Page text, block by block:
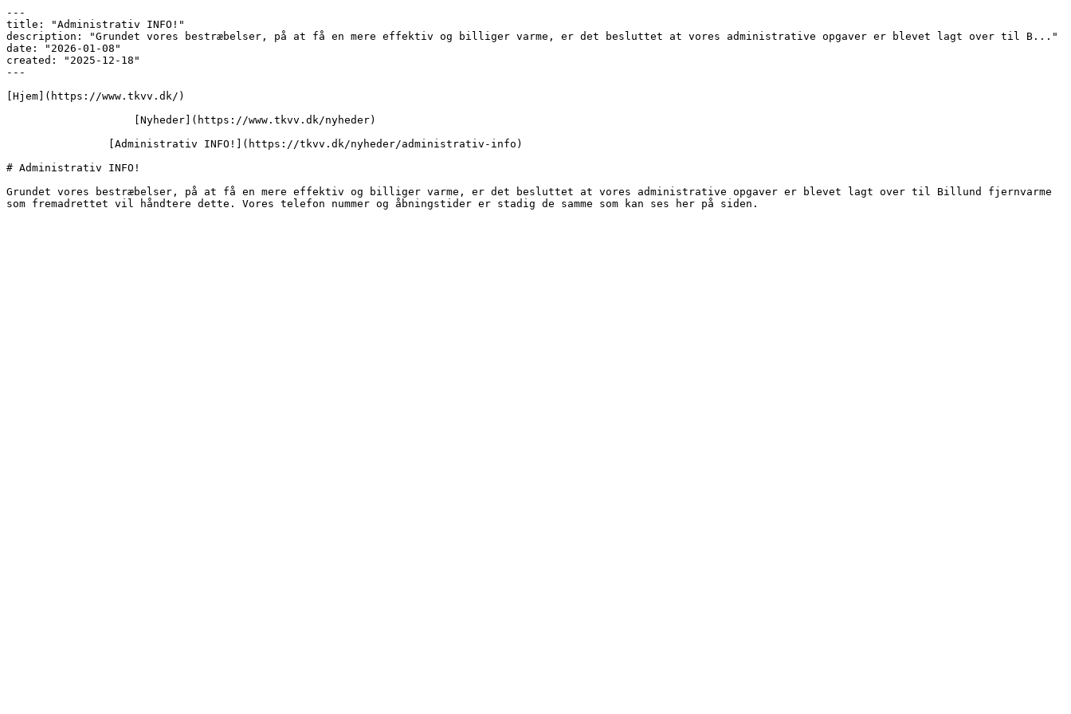
---
title: "Administrativ INFO!"
description: "Grundet vores bestræbelser, på at få en mere effektiv og billiger varme, er det besluttet at vores administrative opgaver er blevet lagt over til B..."
date: "2026-01-08"
created: "2025-12-18"
---
[Hjem](https://www.tkvv.dk/)
# Administrativ INFO!
Grundet vores bestræbelser, på at få en mere effektiv og billiger varme, er det besluttet at vores administrative opgaver er blevet lagt over til Billund fjernvarme